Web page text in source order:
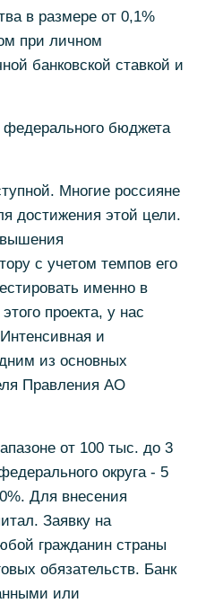
в размере от 0,1%
при личном
банковской ставкой и
федерального бюджета
Многие россияне
достижения этой цели.
с учетом темпов его
именно в
проекта, у нас
и
из основных
Правления АО
от 100 тыс. до 3
округа - 5
Для внесения
Заявку на
гражданин страны
обязательств. Банк
или